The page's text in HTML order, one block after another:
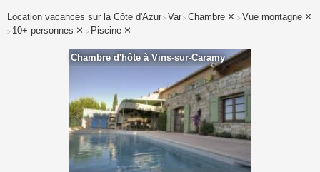
Location vacances sur la Côte d'Azur > Var > Chambre > Vue montagne
> 10+ personnes > Piscine
Chambre d'hôte à Vins-sur-Caramy